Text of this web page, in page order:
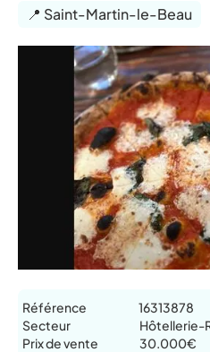
📍 Saint-Martin-le-Beau
Référence
Secteur
Prix de vente
16313878
Hôtellerie-
30.000€